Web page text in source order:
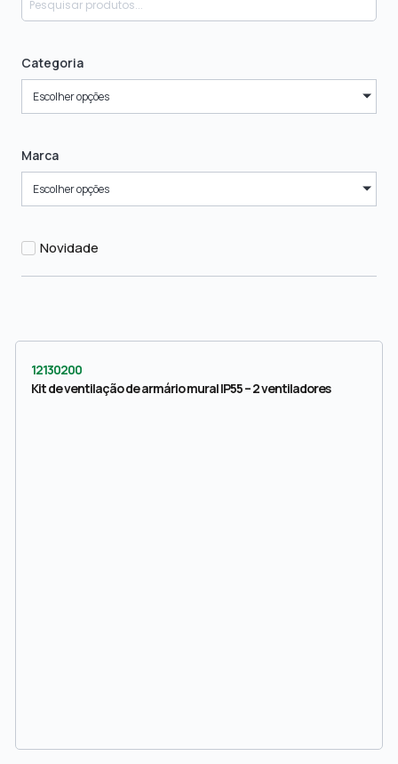
Categoria
Escolher opções
Marca
Escolher opções
Novidade
12130200
Kit de ventilação de armário mural IP55 – 2 ventiladores